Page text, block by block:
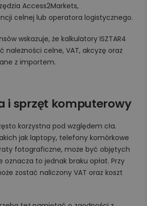
Access2Markets,
celnej lub operatora logistycznego.
wskazuje, że kalkulatory ISZTAR4
należności celne, VAT, akcyzę oraz
z importem.
i sprzęt komputerowy
korzystna pod względem cła.
jak laptopy, telefony komórkowe
fotograficzne, może być objętych
oznacza to jednak braku opłat. Przy
zostać naliczony VAT oraz koszt